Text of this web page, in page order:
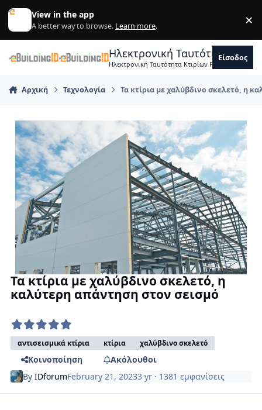
Skip to content
View in the app
A better way to browse. Learn more. ×
Ηλεκτρονική Ταυτότητα
Ηλεκτρονική Ταυτότητα Κτιρίων Forum
Είσοδος
Αρχική Τεχνολογία Τα κτίρια με χαλύβδινο σκελετό, η
Τα κτίρια με χαλύβδινο σκελετό, η
καλύτερη απάντηση στον σεισμό
αντισεισμικά κτίρια κτίρια χαλύβδινο σκελετό
Κοινοποίηση
Ακόλουθοι
ByIDforumFebruary 21, 20233 yr · 1381 εμφανίσεις